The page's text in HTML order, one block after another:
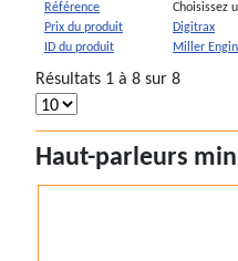
Référence
Prix du produit
ID du produit
Choisissez
Digitrax
Miller
Résultats 1 à 8 sur 8
Haut-parleurs